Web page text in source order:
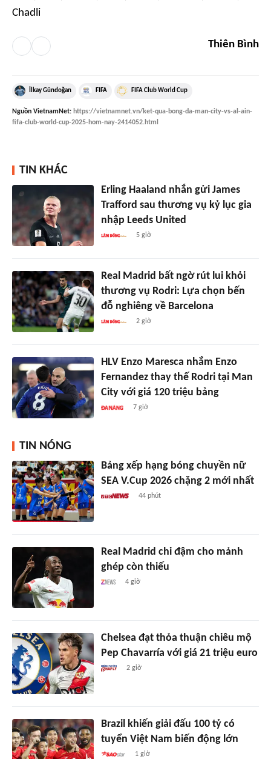
Chadli
Thiên Bình
İlkay Gündoğan FIFA FIFA Club World Cup
Nguồn VietnamNet: https://vietnamnet.vn/ket-qua-bong-da-man-city-vs-al-ain-
fifa-club-world-cup-2025-hom-nay-2414052.html
TIN KHÁC
Erling Haaland nhắn gửi James
Trafford sau thương vụ kỷ lục gia
nhập Leeds United
5 giờ
Real Madrid bất ngờ rút lui khỏi
thương vụ Rodri: Lựa chọn bến
đỗ nghiêng về Barcelona
2 giờ
HLV Enzo Maresca nhắm Enzo
Fernandez thay thế Rodri tại Man
City với giá 120 triệu bảng
7 giờ
TIN NÓNG
Bảng xếp hạng bóng chuyền nữ
SEA V.Cup 2026 chặng 2 mới nhất
44 phút
Real Madrid chi đậm cho mảnh
ghép còn thiếu
4 giờ
Chelsea đạt thỏa thuận chiêu mộ
Pep Chavarría với giá 21 triệu euro
2 giờ
Brazil khiến giải đấu 100 tỷ có
tuyển Việt Nam biến động lớn
1 giờ